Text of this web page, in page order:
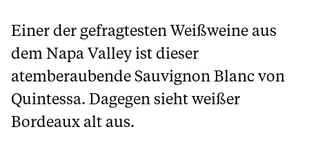
Einer der gefragtesten Weißweine aus
dem Napa Valley ist dieser
atemberaubende Sauvignon Blanc von
Quintessa. Dagegen sieht weißer
Bordeaux alt aus.